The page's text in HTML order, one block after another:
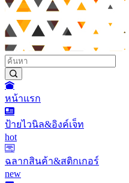
หน้าแรก
ป้ายไวนิล&อิงค์เจ็ท
hot
ฉลากสินค้า&สติกเกอร์
new